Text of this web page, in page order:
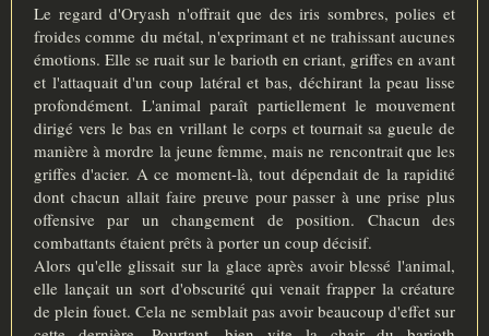
Le regard d'Oryash n'offrait que des iris sombres, polies et
froides comme du métal, n'exprimant et ne trahissant aucunes
émotions. Elle se ruait sur le barioth en criant, griffes en avant
et l'attaquait d'un coup latéral et bas, déchirant la peau lisse
profondément. L'animal paraît partiellement le mouvement
dirigé vers le bas en vrillant le corps et tournait sa gueule de
manière à mordre la jeune femme, mais ne rencontrait que les
griffes d'acier. A ce moment-là, tout dépendait de la rapidité
dont chacun allait faire preuve pour passer à une prise plus
offensive par un changement de position. Chacun des
combattants étaient prêts à porter un coup décisif.
Alors qu'elle glissait sur la glace après avoir blessé l'animal,
elle lançait un sort d'obscurité qui venait frapper la créature
de plein fouet. Cela ne semblait pas avoir beaucoup d'effet sur